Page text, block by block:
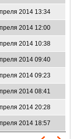
2014 13:34
2014 12:00
2014 10:38
2014 09:40
2014 09:23
2014 08:41
2014 20:28
2014 18:57